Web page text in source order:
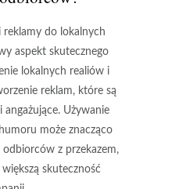
reklamy do lokalnych
aspekt skutecznego
lokalnych realiów i
reklam, które są
angażujące. Używanie
może znacząco
z przekazem,
skuteczność